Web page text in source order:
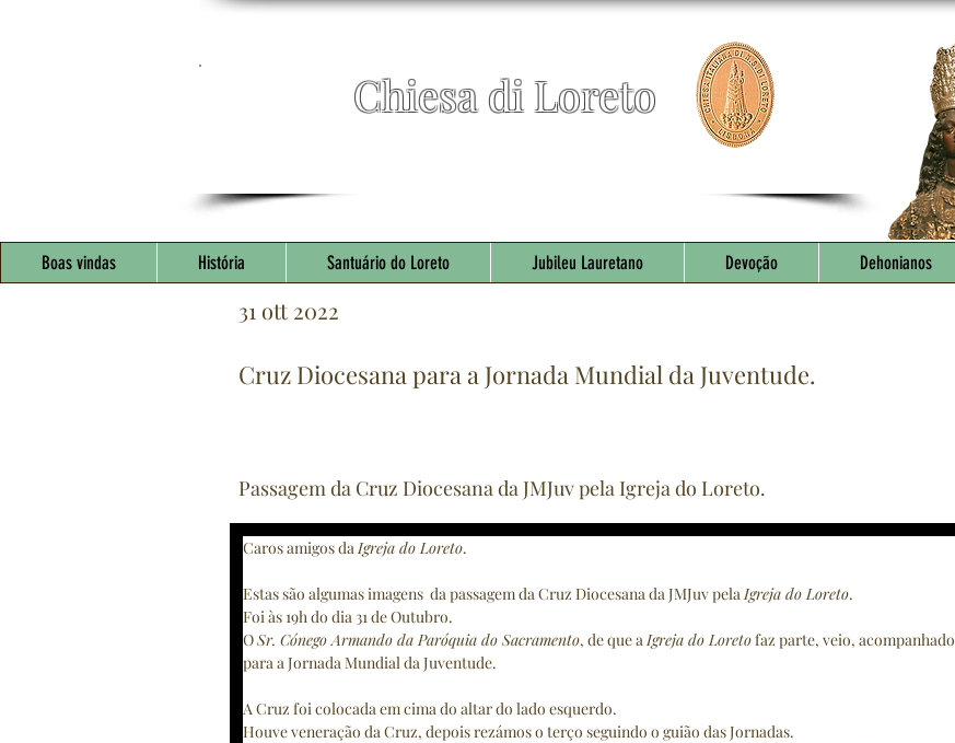
Chiesa di Loreto
Boas vindas História Santuário do Loreto Jubileu Lauretano Devoção Dehonianos
31 ott 2022
Cruz Diocesana para a Jornada Mundial da Juventude.
Passagem da Cruz Diocesana da JMJuv pela Igreja do Loreto.
Caros amigos da Igreja do Loreto.
Estas são algumas imagens  da passagem da Cruz Diocesana da JMJuv pela Igreja do Loreto.
Foi às 19h do dia 31 de Outubro.
O Sr. Cónego Armando da Paróquia do Sacramento, de que a Igreja do Loreto faz parte, veio,
para a Jornada Mundial da Juventude.
A Cruz foi colocada em cima do altar do lado esquerdo.
Houve veneração da Cruz, depois rezámos o terço seguindo o guião das Jornadas.